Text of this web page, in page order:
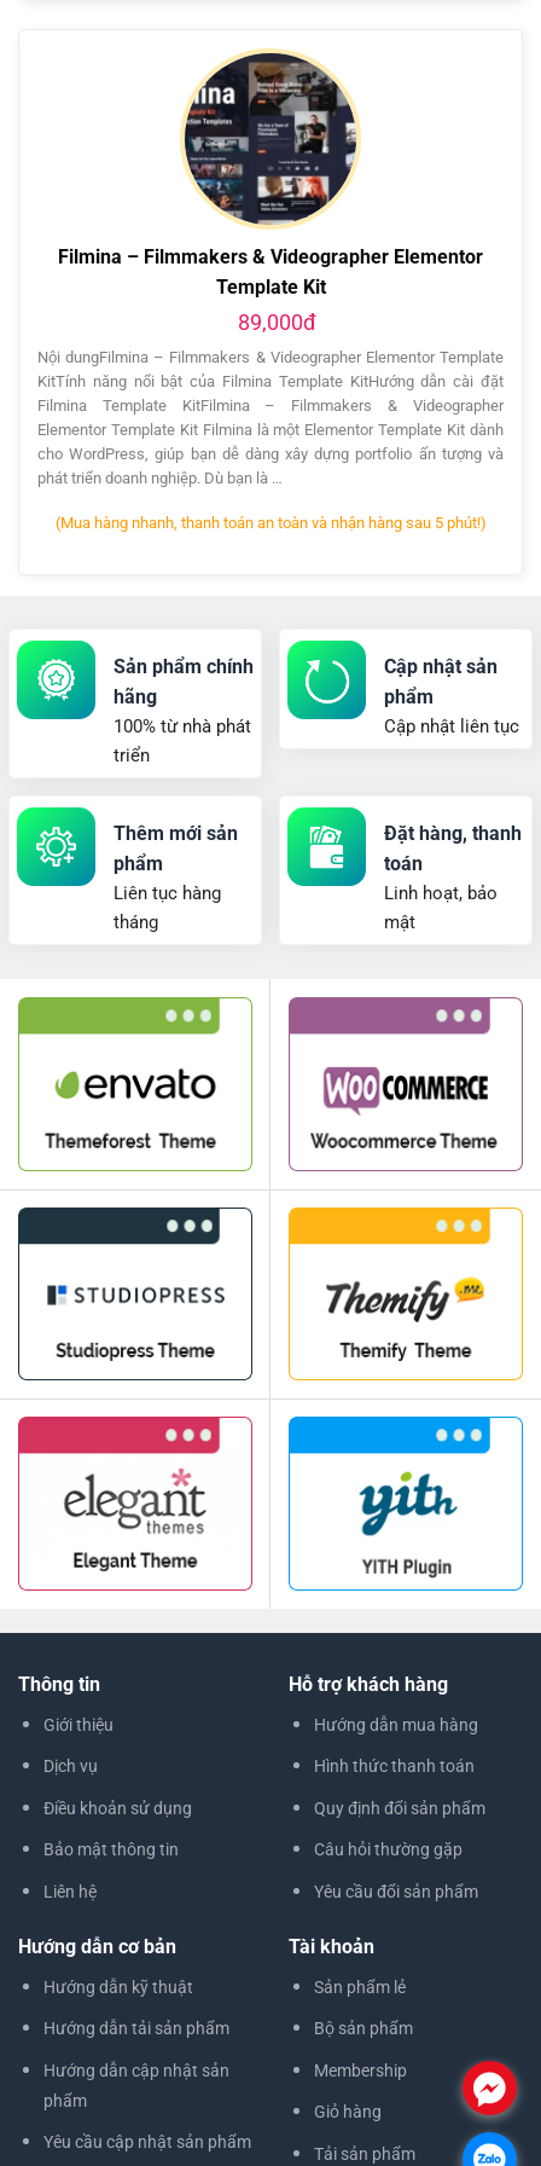
Filmina – Filmmakers & Videographer Elementor
Template Kit
89,000đ
Nội dungFilmina – Filmmakers & Videographer Elementor Template
KitTính năng nổi bật của Filmina Template KitHướng dẫn cài đặt
Filmina Template KitFilmina – Filmmakers & Videographer
Elementor Template Kit Filmina là một Elementor Template Kit dành
cho WordPress, giúp bạn dễ dàng xây dựng portfolio ấn tượng và
phát triển doanh nghiệp. Dù bạn là …
(Mua hàng nhanh, thanh toán an toàn và nhận hàng sau 5 phút!)
Sản phẩm chính
hãng
100% từ nhà phát
triển
Cập nhật sản
phẩm
Cập nhật liên tục
Thêm mới sản
phẩm
Liên tục hàng
tháng
Đặt hàng, thanh
toán
Linh hoạt, bảo
mật
Thông tin
Giới thiệu
Dịch vụ
Điều khoản sử dụng
Bảo mật thông tin
Liên hệ
Hỗ trợ khách hàng
Hướng dẫn mua hàng
Hình thức thanh toán
Quy định đổi sản phẩm
Câu hỏi thường gặp
Yêu cầu đổi sản phẩm
Hướng dẫn cơ bản
Hướng dẫn kỹ thuật
Hướng dẫn tải sản phẩm
Hướng dẫn cập nhật sản
phẩm
Yêu cầu cập nhật sản phẩm
Tài khoản
Sản phẩm lẻ
Bộ sản phẩm
Membership
Giỏ hàng
Tải sản phẩm
.
.